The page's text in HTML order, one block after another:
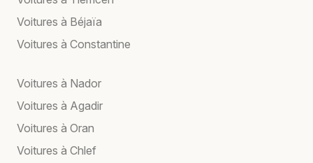
Voitures à Béjaïa
Voitures à Constantine
Voitures à Nador
Voitures à Agadir
Voitures à Oran
Voitures à Chlef